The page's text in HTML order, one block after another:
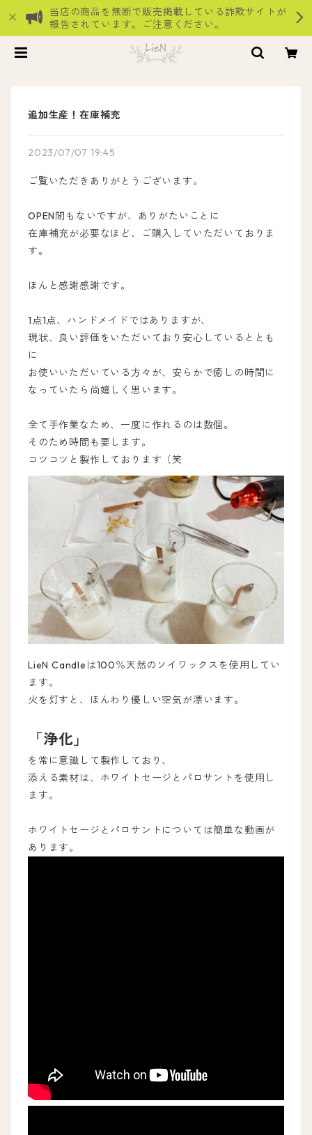
当店の商品を無断で販売掲載している詐欺サイトが
報告されています。ご注意ください。
追加生産！在庫補充
2023/07/07 19:45
ご覧いただきありがとうございます。
OPEN間もないですが、ありがたいことに
在庫補充が必要なほど、ご購入していただいておりま
す。
ほんと感謝感謝です。
1点1点、ハンドメイドではありますが、
現状、良い評価をいただいており安心しているととも
に
お使いいただいている方々が、安らかで癒しの時間に
なっていたら尚嬉しく思います。
全て手作業なため、一度に作れるのは数個。
そのため時間も要します。
コツコツと製作しております（笑
LieN Candleは100％天然のソイワックスを使用してい
ます。
火を灯すと、ほんわり優しい空気が漂います。
「浄化」
を常に意識して製作しており、
添える素材は、ホワイトセージとパロサントを使用し
ます。
ホワイトセージとパロサントについては簡単な動画が
あります。